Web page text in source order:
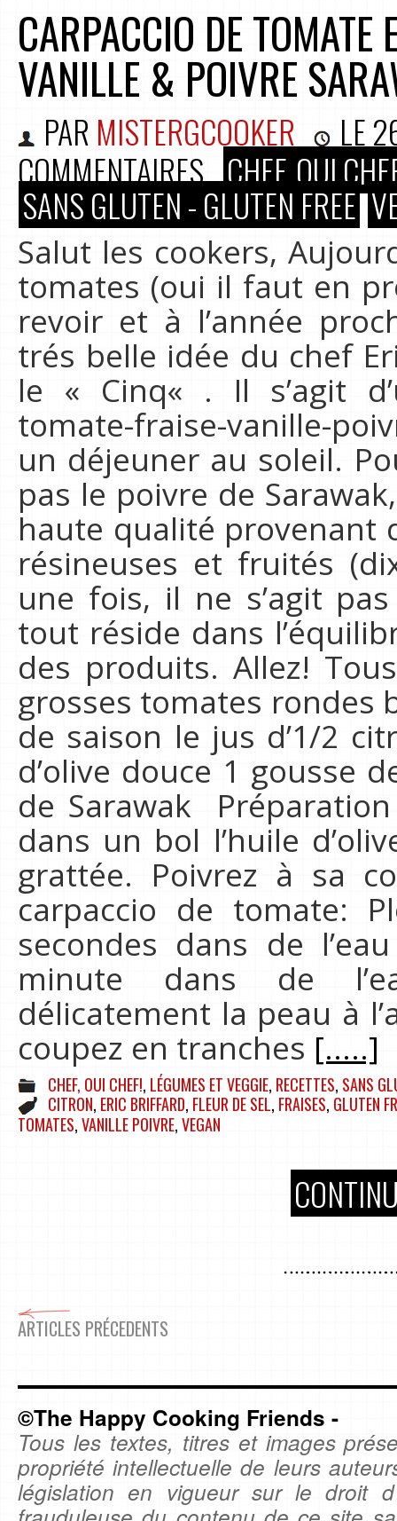
CARPACCIO DE TOMATE
VANILLE & POIVRE
PAR MISTERGCOOKER LE
COMMENTAIRES CHEF, OUI
SANS GLUTEN - GLUTEN FREE
Salut les cookers,
tomates (oui il faut en
revoir et à l’année
trés belle idée du chef
le « Cinq« . Il s’agit
tomate-fraise-vanille-
un déjeuner au soleil.
pas le poivre de
haute qualité provenant
résineuses et fruités
une fois, il ne s’agit
tout réside dans
des produits. Allez!
grosses tomates rondes
de saison le jus d’1/2
d’olive douce 1 gousse
de Sarawak
dans un bol l’huile
grattée. Poivrez à sa
carpaccio de tomate:
secondes dans de
minute dans de
délicatement la peau à
coupez en tranches [.....]
CHEF, OUI CHEF!, LÉGUMES ET VEGGIE, RECETTES, SANS
CITRON, ERIC BRIFFARD, FLEUR DE SEL, FRAISES, GLUTEN
TOMATES,VANILLE POIVRE,VEGAN
ARTICLES PRÉCEDENTS
©The Happy Cooking Friends -
Tous les textes, titres et images
propriété intellectuelle de leurs
législation en vigueur sur le droit